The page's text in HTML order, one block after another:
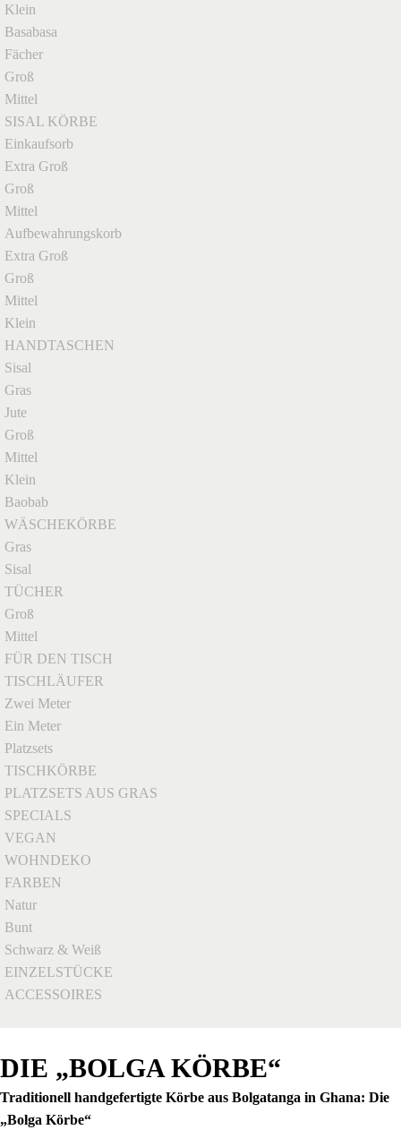
Klein
Basabasa
Fächer
Groß
Mittel
SISAL KÖRBE
Einkaufsorb
Extra Groß
Groß
Mittel
Aufbewahrungskorb
Extra Groß
Groß
Mittel
Klein
HANDTASCHEN
Sisal
Gras
Jute
Groß
Mittel
Klein
Baobab
WÄSCHEKÖRBE
Gras
Sisal
TÜCHER
Groß
Mittel
FÜR DEN TISCH
TISCHLÄUFER
Zwei Meter
Ein Meter
Platzsets
TISCHKÖRBE
PLATZSETS AUS GRAS
SPECIALS
VEGAN
WOHNDEKO
FARBEN
Natur
Bunt
Schwarz & Weiß
EINZELSTÜCKE
ACCESSOIRES
DIE „BOLGA KÖRBE“
Traditionell handgefertigte Körbe aus Bolgatanga in Ghana: Die
„Bolga Körbe“